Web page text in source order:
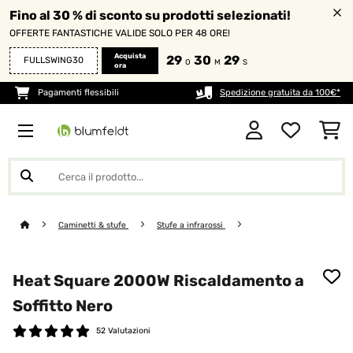
Fino al 30 % di sconto su prodotti selezionati!
OFFERTE FANTASTICHE VALIDE SOLO PER 48 ORE!
FULLSWING30
Acquista
ora
29 O 30 M 28 S
Pagamenti flessibili Spedizione gratuita da 100€*
Caminetti & stufe Stufe a infrarossi
Heat Square 2000W Riscaldamento a
Soffitto Nero
52 Valutazioni